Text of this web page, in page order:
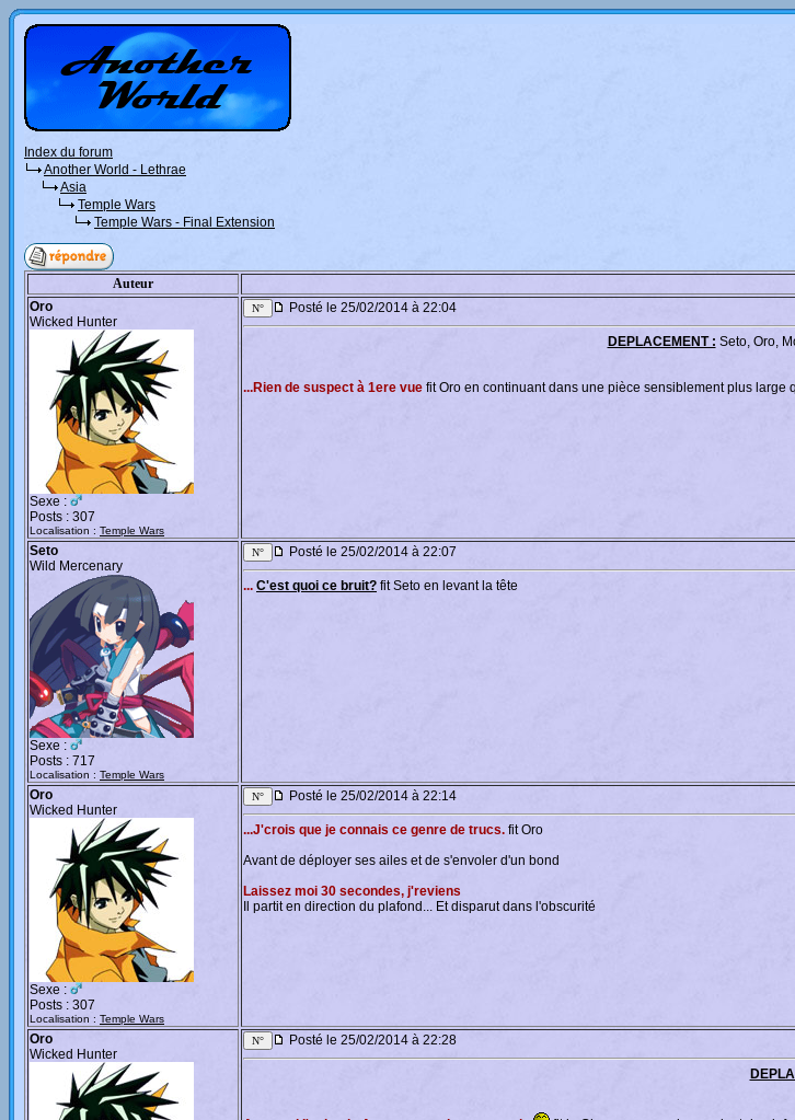
Index du forum
Another World - Lethrae
Asia
Temple Wars
Temple Wars - Final Extension
Auteur
Oro
Wicked Hunter
Sexe :
Posts : 307
Localisation : Temple Wars
Posté le 25/02/2014 à 22:04
DEPLACEMENT : Seto, Oro,
...Rien de suspect à 1ere vue fit Oro en continuant dans une pièce sensiblement plus large
Seto
Wild Mercenary
Sexe :
Posts : 717
Localisation : Temple Wars
Posté le 25/02/2014 à 22:07
... C'est quoi ce bruit? fit Seto en levant la tête
Oro
Wicked Hunter
Sexe :
Posts : 307
Localisation : Temple Wars
Posté le 25/02/2014 à 22:14
...J'crois que je connais ce genre de trucs. fit Oro
Avant de déployer ses ailes et de s'envoler d'un bond
Laissez moi 30 secondes, j'reviens
Il partit en direction du plafond... Et disparut dans l'obscurité
Oro
Wicked Hunter
Posté le 25/02/2014 à 22:28